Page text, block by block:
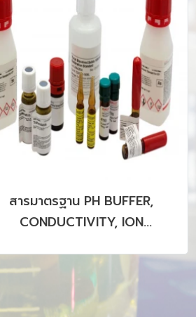
สารมาตรฐาน PH BUFFER,
CONDUCTIVITY, ION
AAS, ICP รวมถึง CRM, SRM
PRODUCTS